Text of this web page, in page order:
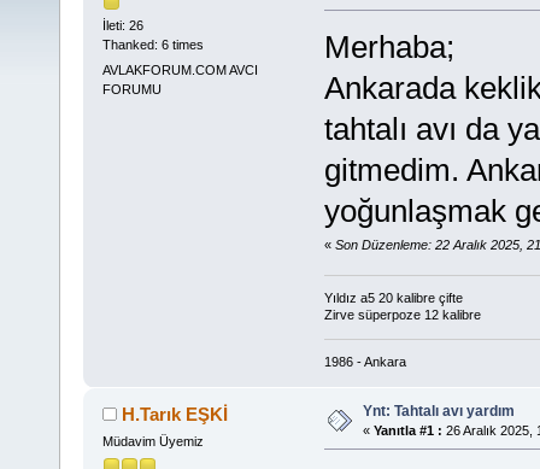
İleti: 26
Thanked: 6 times
AVLAKFORUM.COM AVCI
FORUMU
Merhaba;
Ankarada
tahtalı avı da
gitmedim.
yoğunlaşmak
« Son Düzenleme: 22 Aralık 2025,
Yıldız a5 20 kalibre çifte
Zirve süperpoze 12 kalibre
1986 - Ankara
H.Tarık EŞKİ
Müdavim Üyemiz
Ynt: Tahtalı avı yardım
« Yanıtla #1 : 26 Aralık 2025,